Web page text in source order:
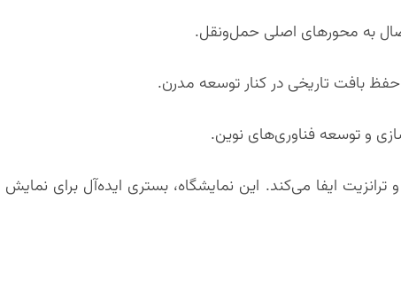
به محورهای اصلی حمل‌ونقل.
بافت تاریخی در کنار توسعه مدرن.
و توسعه فناوری‌های نوین.
ایفا می‌کند. این نمایشگاه، بستری ایده‌آل برای نمایش